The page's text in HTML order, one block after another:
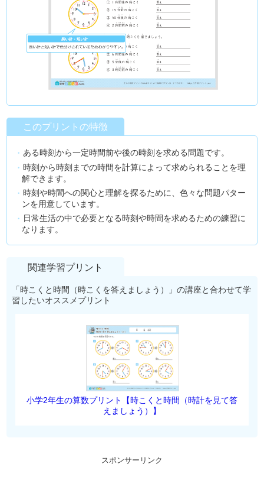
このプリントの特徴
ある時刻から一定時間前や後の時刻を求める問題です。
時刻から時刻までの時間を計算によって求められることを理
解できます。
時刻や時間への関心と理解を探るために、色々な問題パター
ンを用意しています。
日常生活の中で必要となる時刻や時間を求めるための練習に
なります。
関連学習プリント
「時こくと時間（時こくを答えましょう）」の講座と合わせて学
習したいオススメプリント
小学2年生の算数プリント【時こくと時間（時計を見て答
えましょう）】
スポンサーリンク